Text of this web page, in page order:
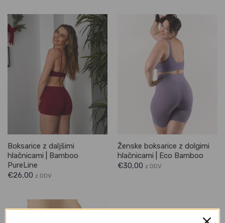
Boksarice z daljšimi
hlačnicami | Bamboo
PureLine
€26,00 z DDV
Ženske boksarice z dolgimi
hlačnicami | Eco Bamboo
€30,00 z DDV